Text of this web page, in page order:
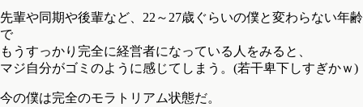
先輩や同期や後輩など、22～27歳ぐらいの僕と変わらない年齢
で
もうすっかり完全に経営者になっている人をみると、
マジ自分がゴミのように感じてしまう。(若干卑下しすぎかｗ)
今の僕は完全のモラトリアム状態だ。